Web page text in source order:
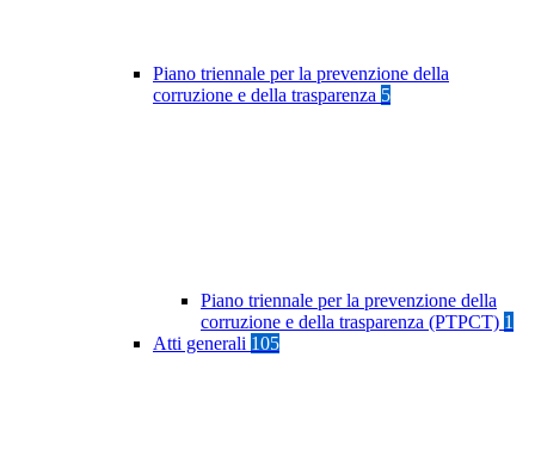
Piano triennale per la prevenzione della
corruzione e della trasparenza 5
Piano triennale per la prevenzione della
corruzione e della trasparenza (PTPCT) 1
Atti generali 105